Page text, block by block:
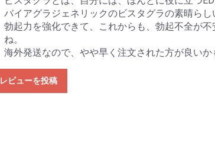
バイアグラジェネリックのビスタグラの素晴ら
勃起力を強化できて、これからも、勃起不全が
ね。
海外発送なので、やや早く注文された方が良いか
レビューを投稿